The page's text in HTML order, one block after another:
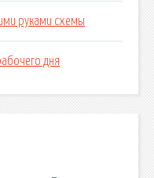
руками схемы
дня